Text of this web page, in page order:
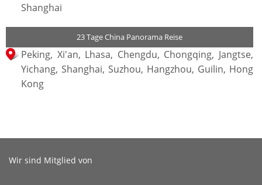
Shanghai
23 Tage China Panorama Reise
Peking, Xi'an, Lhasa, Chengdu, Chongqing, Jangtse,
Yichang, Shanghai, Suzhou, Hangzhou, Guilin, Hong
Kong
Wir sind Mitglied von